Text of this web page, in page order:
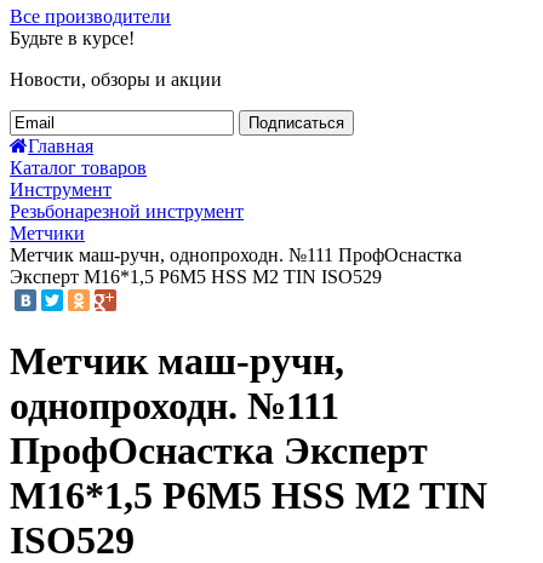
Все производители
Будьте в курсе!
Новости, обзоры и акции
Подписаться
Главная
Каталог товаров
Инструмент
Резьбонарезной инструмент
Метчики
Метчик маш-ручн, однопроходн. №111 ПрофОснастка
Эксперт М16*1,5 P6M5 HSS M2 TIN ISO529
Метчик маш-ручн,
однопроходн. №111
ПрофОснастка Эксперт
М16*1,5 P6M5 HSS M2 TIN
ISO529